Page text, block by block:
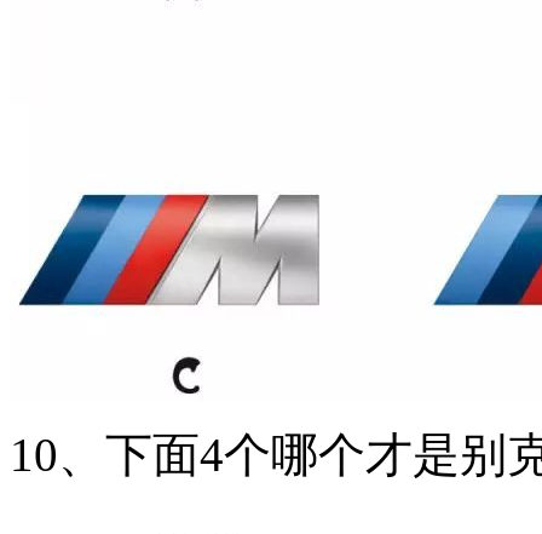
10、下面4个哪个才是别